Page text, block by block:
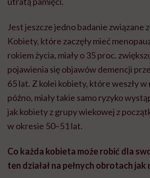
Jest jeszcze jedno badanie związane
Kobiety, które zaczęły mieć
rokiem życia, miały o 35 proc.
pojawienia się objawów demencji
65 lat. Z kolei kobiety, które weszły w
późno, miały takie samo ryzyko
jak kobiety z grupy wiekowej z
w okresie 50–51 lat.
Co każda kobieta może robić dla
ten działał na pełnych obrotach jak